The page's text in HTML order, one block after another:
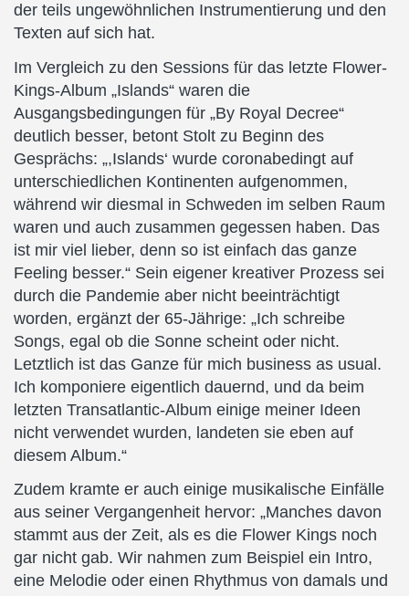
der teils ungewöhnlichen Instrumentierung und den
Texten auf sich hat.
Im Vergleich zu den Sessions für das letzte Flower-
Kings-Album „Islands“ waren die
Ausgangsbedingungen für „By Royal Decree“
deutlich besser, betont Stolt zu Beginn des
Gesprächs: „,Islands‘ wurde coronabedingt auf
unterschiedlichen Kontinenten aufgenommen,
während wir diesmal in Schweden im selben Raum
waren und auch zusammen gegessen haben. Das
ist mir viel lieber, denn so ist einfach das ganze
Feeling besser.“ Sein eigener kreativer Prozess sei
durch die Pandemie aber nicht beeinträchtigt
worden, ergänzt der 65-Jährige: „Ich schreibe
Songs, egal ob die Sonne scheint oder nicht.
Letztlich ist das Ganze für mich business as usual.
Ich komponiere eigentlich dauernd, und da beim
letzten Transatlantic-Album einige meiner Ideen
nicht verwendet wurden, landeten sie eben auf
diesem Album.“
Zudem kramte er auch einige musikalische Einfälle
aus seiner Vergangenheit hervor: „Manches davon
stammt aus der Zeit, als es die Flower Kings noch
gar nicht gab. Wir nahmen zum Beispiel ein Intro,
eine Melodie oder einen Rhythmus von damals und